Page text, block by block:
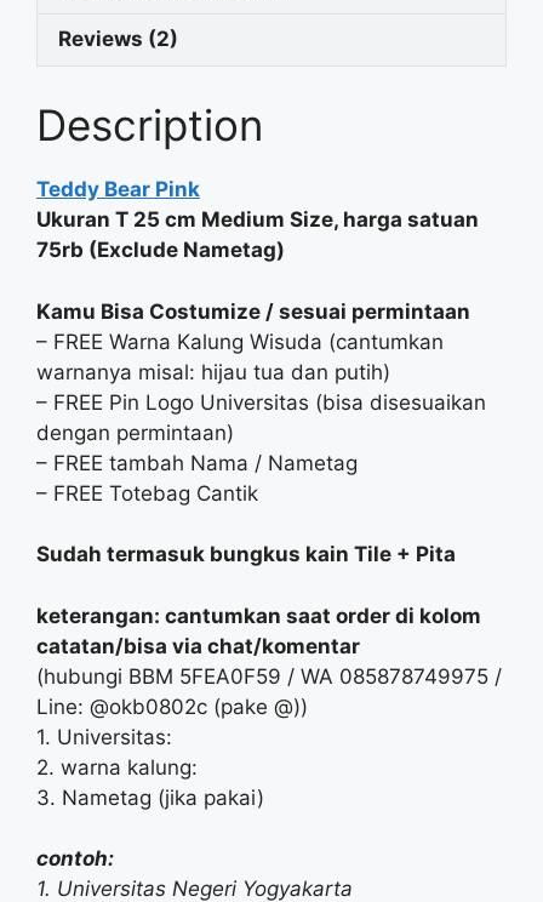
Reviews (2)
Description
Teddy Bear Pink
Ukuran T 25 cm Medium Size, harga satuan
75rb (Exclude Nametag)
Kamu Bisa Costumize / sesuai permintaan
– FREE Warna Kalung Wisuda (cantumkan
warnanya misal: hijau tua dan putih)
– FREE Pin Logo Universitas (bisa disesuaikan
dengan permintaan)
– FREE tambah Nama / Nametag
– FREE Totebag Cantik
Sudah termasuk bungkus kain Tile + Pita
keterangan: cantumkan saat order di kolom
catatan/bisa via chat/komentar
(hubungi BBM 5FEA0F59 / WA 085878749975 /
Line: @okb0802c‬ (pake @))
1. Universitas:
2. warna kalung:
3. Nametag (jika pakai)
contoh:
1. Universitas Negeri Yogyakarta